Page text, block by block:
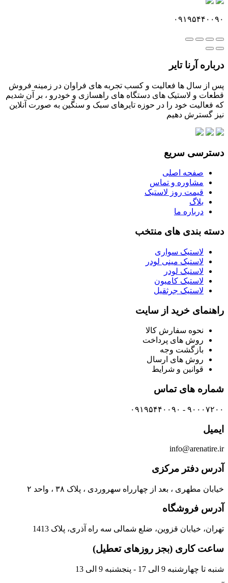
۰۹۱۹۵۴۴۰۰۹۰
درباره آرنا تایر
پس از سال ها فعالیت و کسب تجربه های فراوان در زمینه فروش
قطعات و لاستیک های دستگاه های راهسازی و خودرو ، بر آن شدیم
که فعالیت خود را در حوزه تایرهای سبک و سنگین به صورت آنلاین
نیز گسترش دهیم
دسترسی سریع
صفحه اصلی
مشاوره و تماس
قیمت روز لاستیک
بلاگ
درباره ما
دسته بندی های منتخب
لاستیک سواری
لاستیک مینی لودر
لاستیک لودر
لاستیک کامیون
لاستیک جرثقیل
راهنمای خرید از سایت
نحوه سفارش کالا
روش های پرداخت
بازگشت وجه
روش های ارسال
قوانین و شرایط
شماره های تماس
۹۰۰۰۷۲۰۰ - ۰۹۱۹۵۴۴۰۰۹۰
ایمیل
info@arenatire.ir
آدرس دفتر مرکزی
خیابان مطهری ، بعد از چهارراه سهروردی ، پلاک ۳۸ ، واحد ۲
آدرس فروشگاه
تهران، خیابان قزوین، ضلع شمالی سه راه آذری، پلاک 1413
ساعت کاری (بجز روزهای تعطیل)
شنبه تا چهارشنبه 9 الی 17 - پنجشنبه 9 الی 13